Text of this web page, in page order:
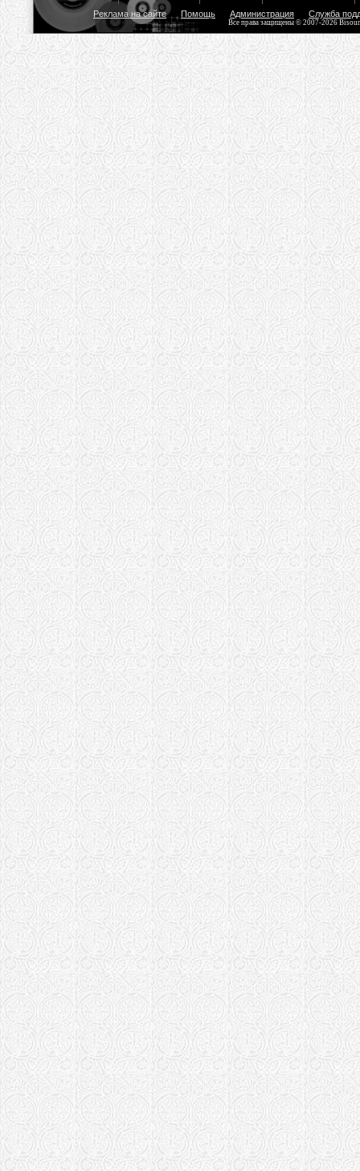
Реклама на сайте Помощь Администрация Служба
Все права защищены © 2007-2026